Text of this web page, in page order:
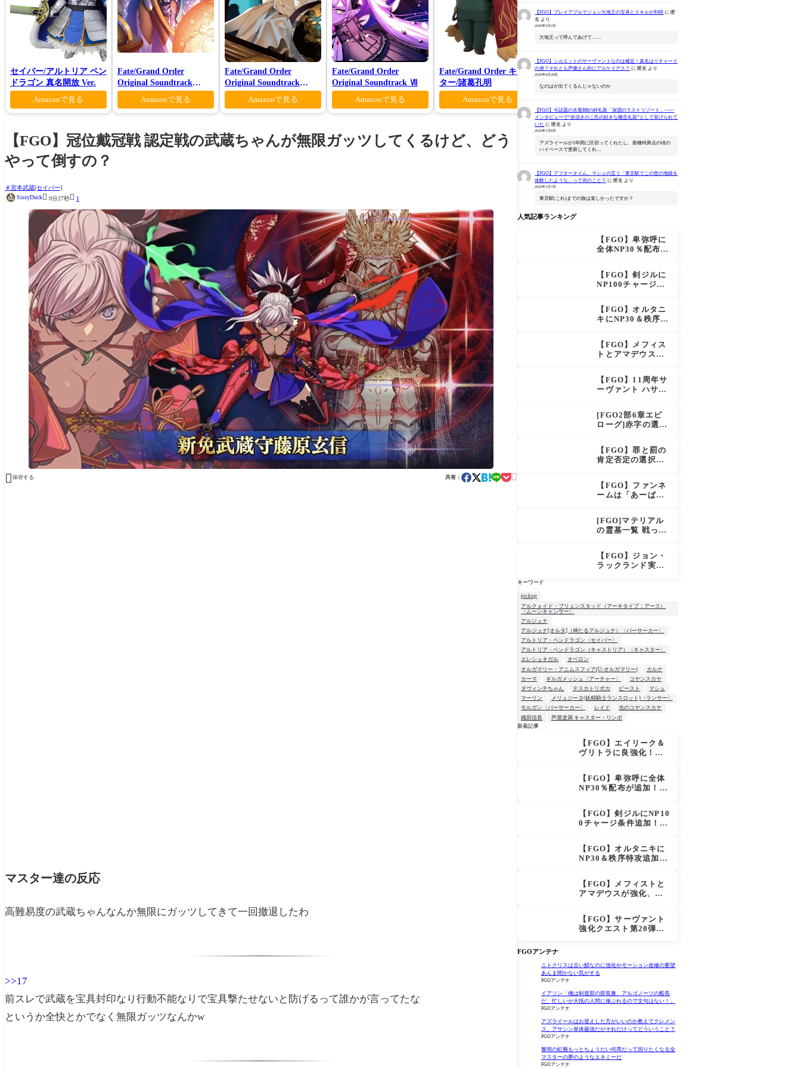
セイバー/アルトリア ペン
ドラゴン 真名開放 Ver.
Amazonで見る
Fate/Grand Order
Original Soundtrack
VI(初回仕様限定盤)
Amazonで見る
Fate/Grand Order
Original Soundtrack
Ⅶ(初回仕様限定盤)
Amazonで見る
Fate/Grand Order
Original Soundtrack Ⅶ
Amazonで見る
Fate/Grand Order キャス
ター/諸葛孔明
Amazonで見る
ねんどろいどどーる
Fate/Grand Order プリテ
Fate/Grand Order -終局
【FGO】冠位戴冠戦 認定戦の武蔵ちゃんが無限ガッツしてくるけど、どう
やって倒すの？
宮本武蔵[セイバー]
SissyDuck 0分27秒 1
 保存する 共有： 
マスター達の反応
高難易度の武蔵ちゃんなんか無限にガッツしてきて一回撤退したわ
>>17
前スレで武蔵を宝具封印なり行動不能なりで宝具撃たせないと防げるって誰かが言ってたな
というか全快とかでなく無限ガッツなんかw
【FGO】プレイアブルでジョン欠地王の宝具とスキルが判明 に 匿
名 より
2026年5月2日
欠地王って呼んであげて……
【FGO】シルエットのサーヴァントなのは確定！真名はリチャード
の弟？それとも声優さん的にアルケイデス？ に 匿名 より
2026年4月28日
なのはが出てくるんじゃないのか
【FGO】今話題の水着BBの絆礼装「深淵のラストリゾート」――
インタビューで“奈須きのこ氏の好きな概念礼装”として挙げられて
いた に 匿名 より
2026年1月8日
アズライールが1年間に区切ってくれたし、亜種特異点の頃の
ハイペースで更新してくれ…
【FGO】アフタータイム、マシュの言う「東京駅でこの世の地獄を
体験したような」って何のこと？ に 匿名 より
2026年1月7日
東京駅(これ)までの旅は楽しかったですか？
人気記事ランキング
【FGO】卑弥呼に
全体NP30％配布が
「強すぎる」の声
【FGO】剣ジルに
NP100チャージ条
呪い特攻獲得で大
きく強化
【FGO】オルタニ
キにNP30＆秩序特
え？！レオニダス
も超強化で「低レ
アとは思えない」
【FGO】メフィス
トとアマデウスが
強すぎ！？NP20配
布＆Arts44％強化
に「最強でワロ
【FGO】11周年サ
ーヴァント ハサ
ズライール)の性能
と霊基再臨
[FGO2部6章エピ
ローグ]赤字の選択
スキップ不可選択
肢でオベロンを疑
う選択肢を選ぶと
さ？）が上がり出
てくる
【FGO】罪と罰の
肯定否定の選択肢
の？
【FGO】ファンネ
ームは「あーぱー
5,300QP
[FGO]マテリアル
の霊基一覧 戦った
ンが未召喚表示に
ならないのは何
故？
【FGO】ジョン・
ラックランド実
能は高め？再臨で
キーワード
pickup
アルクェイド・ブリュンスタッド（アーキタイプ：アース）
〈ムーンキャンサー〉
アルジュナ
アルジュナ[オルタ]（神たるアルジュナ）〈バーサーカー〉
アルトリア・ペンドラゴン〈セイバー〉
アルトリア・ペンドラゴン（キャストリア）〈キャスター〉
エレシュキガル
オベロン
オルガマリー・アニムスフィア(U-オルガマリー)
カルナ
カーマ
ギルガメッシュ〈アーチャー〉
コヤンスカヤ
ダヴィンチちゃん
テスカトリポカ ビースト
マシュ
マーリン
メリュジーヌ(妖精騎士ランスロット)〈ランサー〉
モルガン〈バーサーカー〉
レイド
光のコヤンスカヤ
織田信長
芦屋道満 キャスター・リンボ
新着記事
【FGO】エイリーク＆
ヴリトラに良強化！宝
やすく
【FGO】卑弥呼に全体
NP30％配布が追加！ジ
【FGO】剣ジルにNP10
0チャージ条件追加！術
【FGO】オルタニキに
NP30＆秩序特攻追加で
とは思えない」の反響
【FGO】メフィストと
アマデウスが強化、ア
に「最強でワロタ」の
声
【FGO】サーヴァント
強化クエスト第20弾！
FGOアンテナ
ニトクリスは古い鯖なのに強化やモーション改修の要望
あんま聞かない気がする
FGOアンテナ
イアソン「俺は剣道部の部長兼、アルゴノーツの船長
だ。忙しいが大抵の人間に偉ぶれるので文句はない！」
FGOアンテナ
アズライールはお迎えした方がいいのか教えてクレメン
ス。アサシン単体最強だがそれだけってどういうこと？
FGOアンテナ
黎明の虹腕もっとちょうだい何周だって回りたくなる全
マスターの夢のようなエネミーだ
FGOアンテナ